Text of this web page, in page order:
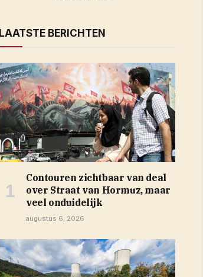
LAATSTE BERICHTEN
Contouren zichtbaar van deal
over Straat van Hormuz, maar
veel onduidelijk
augustus 6, 2026